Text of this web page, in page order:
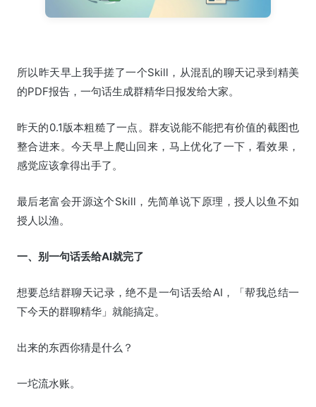
所以昨天早上我手搓了一个Skill，从混乱的聊天记录到精美
的PDF报告，一句话生成群精华日报发给大家。
昨天的0.1版本粗糙了一点。群友说能不能把有价值的截图也
整合进来。今天早上爬山回来，马上优化了一下，看效果，
感觉应该拿得出手了。
最后老富会开源这个Skill，先简单说下原理，授人以鱼不如
授人以渔。
一、别一句话丢给AI就完了
想要总结群聊天记录，绝不是一句话丢给AI，「帮我总结一
下今天的群聊精华」就能搞定。
出来的东西你猜是什么？
一坨流水账。